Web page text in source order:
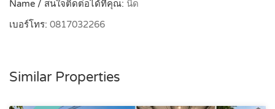
Name / สนใจติดต่อได้ที่คุณ: นิด
เบอร์โทร: 0817032266
Similar Properties